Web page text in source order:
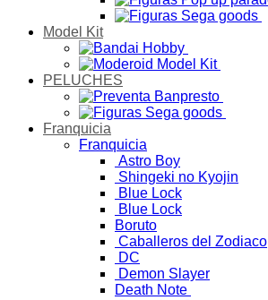
Model Kit
PELUCHES
Franquicia
Franquicia
Astro Boy
Shingeki no Kyojin
Blue Lock
Blue Lock
Boruto
Caballeros del Zodiaco
DC
Demon Slayer
Death Note